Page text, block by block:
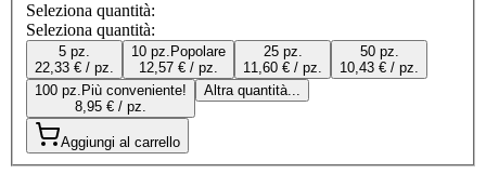
Seleziona quantità:
Seleziona quantità:
5 pz.
22,33 € / pz.
10 pz. Popolare
12,57 € / pz.
25 pz.
11,60 € / pz.
50 pz.
10,43 € / pz.
100 pz. Più conveniente!
8,95 € / pz.
Altra quantità...
Aggiungi al carrello